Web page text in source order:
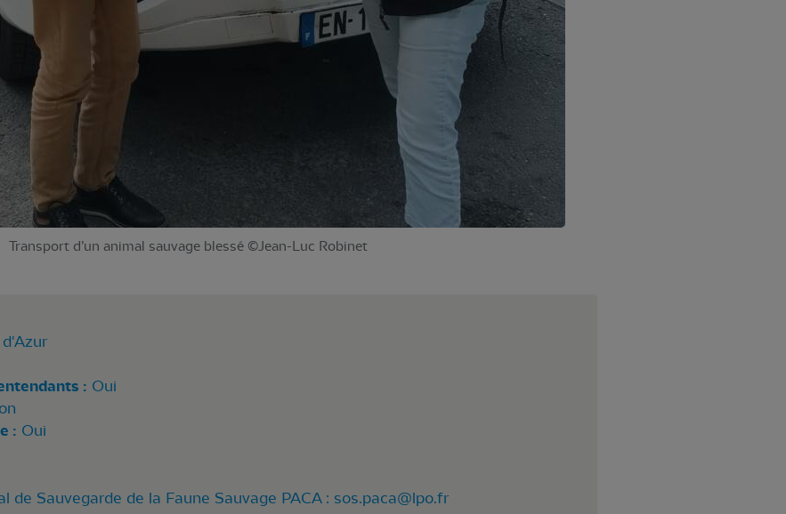
Transport d’un animal sauvage blessé ©Jean-Luc Robinet
: Oui
: Oui
de Sauvegarde de la Faune Sauvage PACA : sos.paca@lpo.fr